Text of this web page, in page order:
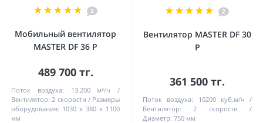
2
Мобильный вентилятор
MASTER DF 36 P
489 700 тг.
Поток воздуха:
13.200 м³/ч
Bентилятор: 2 cкорости
Pазмеры
оборудования: 1030 x 380 x 1100
мм
2
Вентилятор MASTER DF 30
P
361 500 тг.
Поток воздуха:
10200 куб.м/ч
Вентилятор:
2 cкорости
Диаметр: 750 мм